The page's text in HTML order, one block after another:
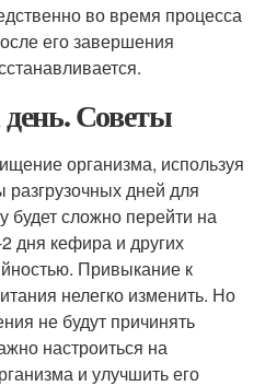
во время процесса
его завершения
Советы
организма, используя
дней для
будет сложно перейти на
дня кефира и других
Привыкание к
нелегко изменить. Но
не будут причинять
настроиться на
и улучшить его